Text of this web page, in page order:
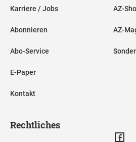
Karriere / Jobs
Abonnieren
Abo-Service
E-Paper
Kontakt
AZ-
AZ-
Rechtliches